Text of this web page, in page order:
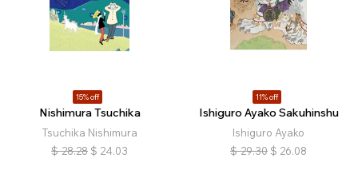
15% off
Nishimura Tsuchika
Tsuchika Nishimura
$ 28.28 $ 24.03
11% off
Ishiguro Ayako Sakuhinshu
Ishiguro Ayako
$ 29.30 $ 26.08